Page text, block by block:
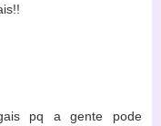
pq a gente pode